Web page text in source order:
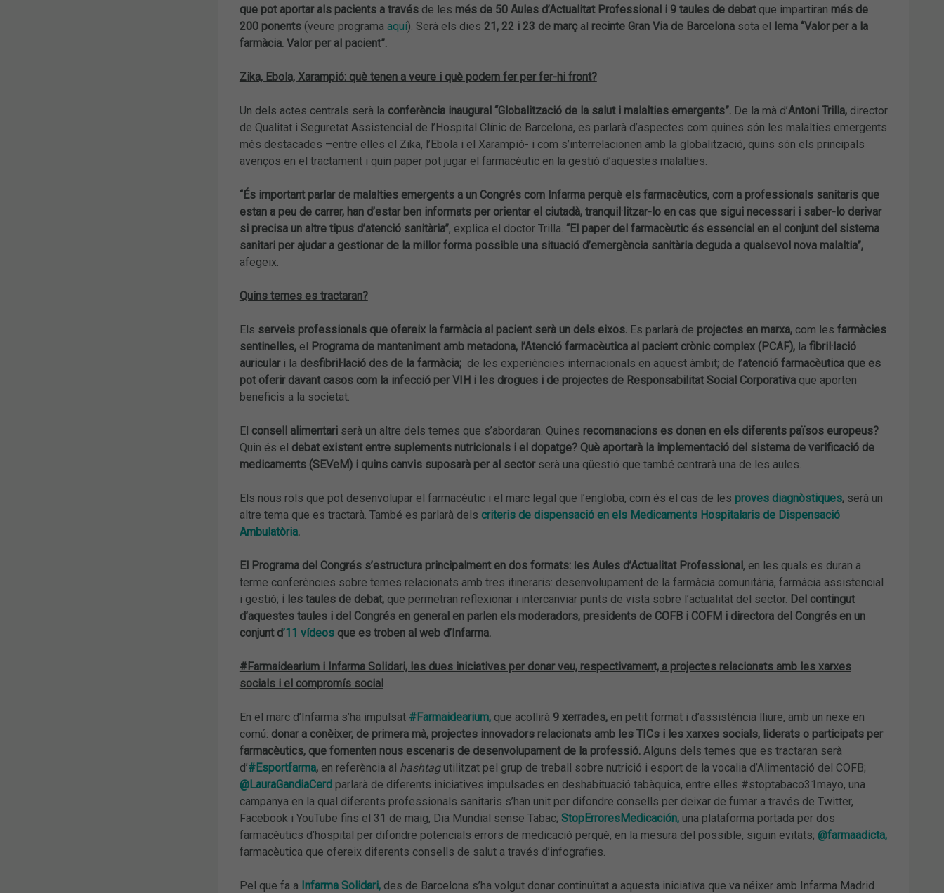
que pot aportar als pacients a través de les més de 50 Aules d’Actualitat Professional i 9 taules de debat que impartiran més de
200 ponents (veure programa aquí). Serà els dies 21, 22 i 23 de març al recinte Gran Via de Barcelonasota el lema “Valor per a la
farmàcia. Valor per al pacient”.
Zika, Ebola, Xarampió: què tenen a veure i què podem fer per fer-hi front?
Un dels actes centrals serà la conferència inaugural “Globalització de la salut i malalties emergents”. De la mà d’Antoni Trilla, director
de Qualitat i Seguretat Assistencial de l’Hospital Clínic de Barcelona, es parlarà d’aspectes com quines són les malalties emergents
més destacades –entre elles el Zika, l’Ebola i el Xarampió- i com s’interrelacionen amb la globalització, quins són els principals
avenços en el tractament i quin paper pot jugar el farmacèutic en la gestió d’aquestes malalties.
“És important parlar de malalties emergents a un Congrés com Infarma perquè els farmacèutics, com a professionals sanitaris que
estan a peu de carrer, han d’estar ben informats per orientar el ciutadà, tranquil·litzar-lo en cas que sigui necessari i saber-lo derivar
si precisa un altre tipus d’atenció sanitària”, explica el doctor Trilla. “El paper del farmacèutic és essencial en el conjunt del sistema
sanitari per ajudar a gestionar de la millor forma possible una situació d’emergència sanitària deguda a qualsevol nova malaltia”,
afegeix.
Quins temes es tractaran?
Els serveis professionals que ofereix la farmàcia al pacient serà un dels eixos. Es parlarà de projectes en marxa, com les farmàcies
sentinelles,el Programa de manteniment amb metadona, l’Atenció farmacèutica al pacient crònic complex (PCAF),la fibril·lació
auriculari la desfibril·lació des de la farmàcia; de les experiències internacionals en aquest àmbit; de l’atenció farmacèutica que es
pot oferir davant casos com la infecció per VIH i les drogues i de projectes de Responsabilitat Social Corporativaque aporten
beneficis a la societat.
El consell alimentari serà un altre dels temes que s’abordaran. Quines recomanacions es donen en els diferents països europeus?
Quin és el debat existent entre suplements nutricionals i el dopatge? Què aportarà la implementació del sistema de verificació de
medicaments (SEVeM) i quins canvis suposarà per al sector serà una qüestió que també centrarà una de les aules.
Els nous rols que pot desenvolupar el farmacèutic i el marc legal que l’engloba, com és el cas de les proves diagnòstiques, serà un
altre tema que es tractarà. També es parlarà dels criteris de dispensació en els Medicaments Hospitalaris de Dispensació
Ambulatòria.
El Programa del Congrés s’estructura principalment en dos formats: les Aules d’Actualitat Professional, en les quals es duran a
terme conferències sobre temes relacionats amb tres itineraris: desenvolupament de la farmàcia comunitària, farmàcia assistencial
i gestió; i les taules de debat,que permetran reflexionar i intercanviar punts de vista sobre l’actualitat del sector. Del contingut
d’aquestes taules i del Congrés en general en parlen els moderadors, presidents de COFB i COFM i directora del Congrés en un
conjunt d’11 vídeosque es troben al web d’Infarma.
#Farmaidearium i Infarma Solidari, les dues iniciatives per donar veu, respectivament, a projectes relacionats amb les xarxes
socials i el compromís social
En el marc d’Infarma s’ha impulsat #Farmaidearium, que acollirà 9 xerrades, en petit format i d’assistència lliure, amb un nexe en
comú: donar a conèixer, de primera mà, projectes innovadors relacionats amb les TICs i les xarxes socials, liderats o participats per
farmacèutics, que fomenten nous escenaris de desenvolupament de la professió. Alguns dels temes que es tractaran serà
d’#Esportfarma, en referència al hashtag utilitzat pel grup de treball sobre nutrició i esport de la vocalia d’Alimentació del COFB;
@LauraGandiaCerd parlarà de diferents iniciatives impulsades en deshabituació tabàquica, entre elles #stoptabaco31mayo, una
campanya en la qual diferents professionals sanitaris s’han unit per difondre consells per deixar de fumar a través de Twitter,
Facebook i YouTube fins el 31 de maig, Dia Mundial sense Tabac; StopErroresMedicación, una plataforma portada per dos
farmacèutics d’hospital per difondre potencials errors de medicació perquè, en la mesura del possible, siguin evitats; @farmaadicta,
farmacèutica que ofereix diferents consells de salut a través d’infografies.
Pel que fa a Infarma Solidari,des de Barcelona s’ha volgut donar continuïtat a aquesta iniciativa que va néixer amb Infarma Madrid